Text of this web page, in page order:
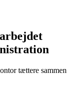
tættere sammen